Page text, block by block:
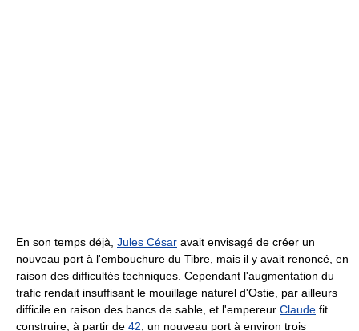
En son temps déjà, Jules César avait envisagé de créer un
nouveau port à l'embouchure du Tibre, mais il y avait renoncé, en
raison des difficultés techniques. Cependant l'augmentation du
trafic rendait insuffisant le mouillage naturel d'Ostie, par ailleurs
difficile en raison des bancs de sable, et l'empereur Claude fit
construire, à partir de 42 , un nouveau port à environ trois